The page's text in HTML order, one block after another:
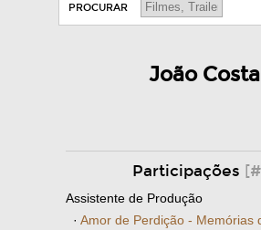
PROCURAR
João Costa
Participações
Assistente de Produção
· Amor de Perdição - Memórias